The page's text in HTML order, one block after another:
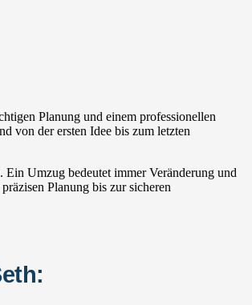
Planung und einem professionellen
von der ersten Idee bis zum letzten
Umzug bedeutet immer Veränderung und
Planung bis zur sicheren